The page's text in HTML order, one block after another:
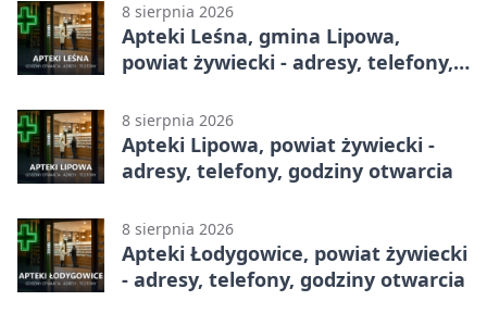
8 sierpnia 2026
Apteki Leśna, gmina Lipowa,
powiat żywiecki - adresy, telefony,
8 sierpnia 2026
Apteki Lipowa, powiat żywiecki -
adresy, telefony, godziny otwarcia
8 sierpnia 2026
Apteki Łodygowice, powiat żywiecki
- adresy, telefony, godziny otwarcia